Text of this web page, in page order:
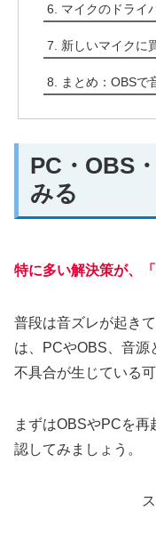
マイクのドライ
新しいマイクに
まとめ：OBSで
PC・OBS
みる
特に多い解決策が、
普段は音ズレが起き
は、PCやOBS、音源
不具合が生じている
まずはOBSやPCを
認してみましょう。